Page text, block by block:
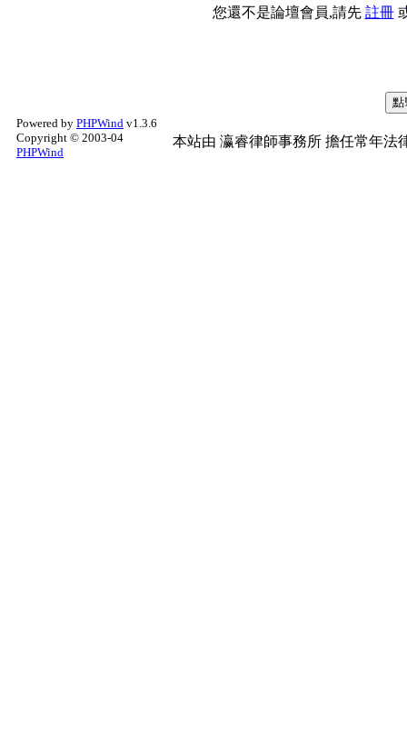
您還不是論壇會員,請先 註冊
Powered by PHPWind v1.3.6
Copyright © 2003-04
PHPWind
本站由 瀛睿律師事務所 擔任常年法